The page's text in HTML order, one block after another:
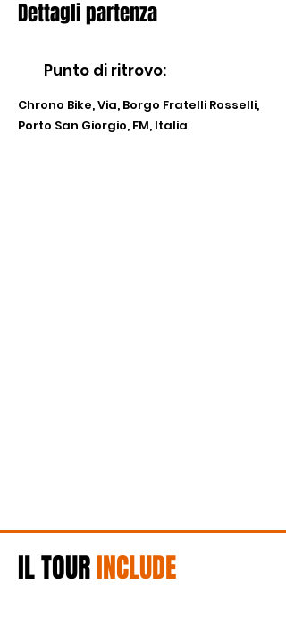
Dettagli partenza
Punto di ritrovo:
Chrono Bike, Via, Borgo Fratelli Rosselli,
Porto San Giorgio, FM, Italia
IL TOURINCLUDE